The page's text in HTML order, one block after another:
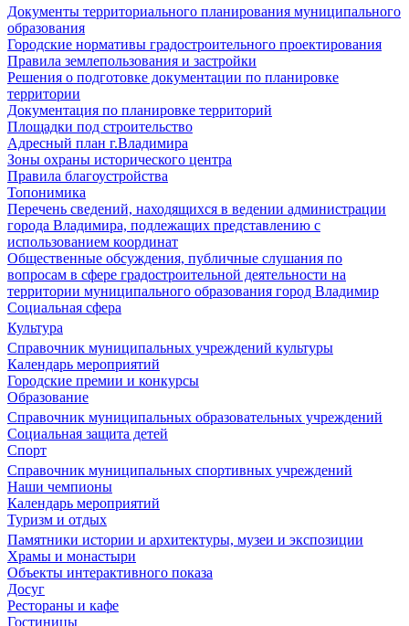
Документы территориального планирования муниципального
образования
Городские нормативы градостроительного проектирования
Правила землепользования и застройки
Решения о подготовке документации по планировке
территории
Документация по планировке территорий
Площадки под строительство
Адресный план г.Владимира
Зоны охраны исторического центра
Правила благоустройства
Топонимика
Перечень сведений, находящихся в ведении администрации
города Владимира, подлежащих представлению с
использованием координат
Общественные обсуждения, публичные слушания по
вопросам в сфере градостроительной деятельности на
территории муниципального образования город Владимир
Социальная сфера
Культура
Справочник муниципальных учреждений культуры
Календарь мероприятий
Городские премии и конкурсы
Образование
Справочник муниципальных образовательных учреждений
Социальная защита детей
Спорт
Справочник муниципальных спортивных учреждений
Наши чемпионы
Календарь мероприятий
Туризм и отдых
Памятники истории и архитектуры, музеи и экспозиции
Храмы и монастыри
Объекты интерактивного показа
Досуг
Рестораны и кафе
Гостиницы